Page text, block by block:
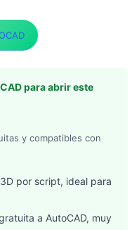
para abrir este
y compatibles con
por script, ideal para
a AutoCAD, muy